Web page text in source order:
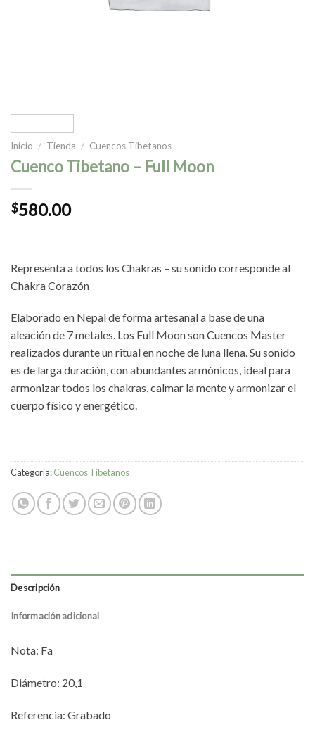
Inicio / Tienda / Cuencos Tibetanos
Cuenco Tibetano – Full Moon
$580.00
Representa a todos los Chakras – su sonido corresponde al
Chakra Corazón
Elaborado en Nepal de forma artesanal a base de una
aleación de 7 metales. Los Full Moon son Cuencos Master
realizados durante un ritual en noche de luna llena. Su sonido
es de larga duración, con abundantes armónicos, ideal para
armonizar todos los chakras, calmar la mente y armonizar el
cuerpo físico y energético.
Categoría:Cuencos Tibetanos
Descripción
Información adicional
Nota: Fa
Diámetro: 20,1
Referencia: Grabado